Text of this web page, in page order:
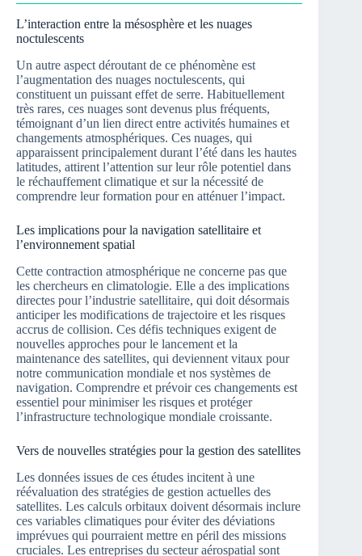
L’interaction entre la mésosphère et les nuages
noctulescents
Un autre aspect déroutant de ce phénomène est
l’augmentation des nuages noctulescents, qui
constituent un puissant effet de serre. Habituellement
très rares, ces nuages sont devenus plus fréquents,
témoignant d’un lien direct entre activités humaines et
changements atmosphériques. Ces nuages, qui
apparaissent principalement durant l’été dans les hautes
latitudes, attirent l’attention sur leur rôle potentiel dans
le réchauffement climatique et sur la nécessité de
comprendre leur formation pour en atténuer l’impact.
Les implications pour la navigation satellitaire et
l’environnement spatial
Cette contraction atmosphérique ne concerne pas que
les chercheurs en climatologie. Elle a des implications
directes pour l’industrie satellitaire, qui doit désormais
anticiper les modifications de trajectoire et les risques
accrus de collision. Ces défis techniques exigent de
nouvelles approches pour le lancement et la
maintenance des satellites, qui deviennent vitaux pour
notre communication mondiale et nos systèmes de
navigation. Comprendre et prévoir ces changements est
essentiel pour minimiser les risques et protéger
l’infrastructure technologique mondiale croissante.
Vers de nouvelles stratégies pour la gestion des satellites
Les données issues de ces études incitent à une
réévaluation des stratégies de gestion actuelles des
satellites. Les calculs orbitaux doivent désormais inclure
ces variables climatiques pour éviter des déviations
imprévues qui pourraient mettre en péril des missions
cruciales. Les entreprises du secteur aérospatial sont